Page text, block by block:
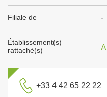
Filiale de -
Établissement(s)
rattaché(s)
+33 4 42 65 22 22